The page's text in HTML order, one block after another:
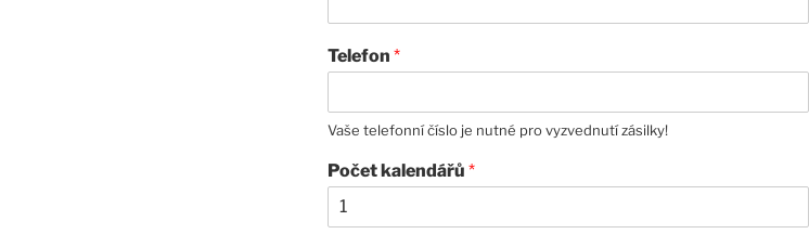
Telefon *
Vaše telefonní číslo je nutné pro vyzvednutí zásilky!
Počet kalendářů *